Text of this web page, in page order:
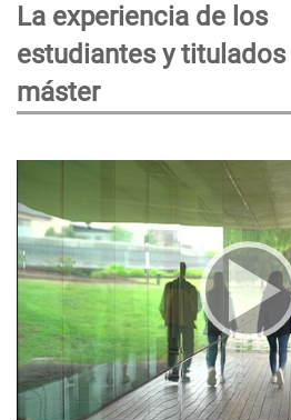
La experiencia de los
estudiantes y titulados
máster